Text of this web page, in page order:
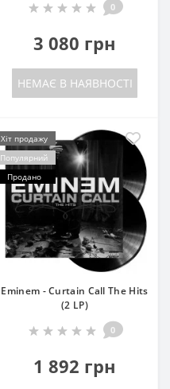
0
3 080 грн
НЕМАЄ В НАЯВНОСТІ
Хіт продажу
Популярний
Продано
Eminem - Curtain Call The Hits
(2 LP)
0
1 892 грн